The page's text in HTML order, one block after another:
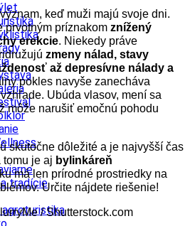
tradície
keď muži majú svoje dni.
prvotným príznakom znížený
erekcie. Niekedy práve
zmeny nálad, stavy
až depresívne nálady a
pokles navyše zanecháva
Ubúda vlasov, mení sa
môže narušiť emočnú pohodu
skutočne dôležité a je najvyšší čas
tomu je aj bylinkáreň
má len prírodné prostriedky na
Určite nájdete riešenie!
/ Shutterstock.com